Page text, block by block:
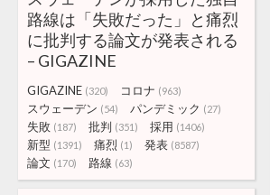
路線は「失敗だった」と痛烈
に批判する論文が発表される
– GIGAZINE
GIGAZINE (320) コロナ (963)
スウェーデン (54) パンデミック (27)
失敗 (187) 批判 (351) 採用 (1406)
新型 (1391) 痛烈 (1) 発表 (8587)
論文 (170) 路線 (63)